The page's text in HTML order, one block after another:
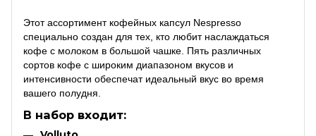
Этот ассортимент кофейных капсул Nespresso
специально создан для тех, кто любит наслаждаться
кофе с молоком в большой чашке. Пять различных
сортов кофе с широким диапазоном вкусов и
интенсивности обеспечат идеальный вкус во время
вашего полудня.
В набор входит: